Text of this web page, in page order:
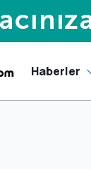
Haberler